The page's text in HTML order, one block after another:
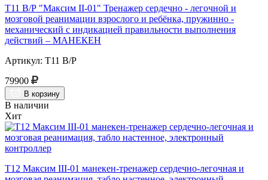
Т11 В/Р "Максим II-01" Тренажер сердечно - легочной и
мозговой реанимации взрослого и ребёнка, пружинно -
механический с индикацией правильности выполнения
действий – МАНЕКЕН
Артикул: Т11 В/Р
79900
В корзину
В наличии
Хит
Т12 Максим III-01 манекен-тренажер сердечно-легочная и